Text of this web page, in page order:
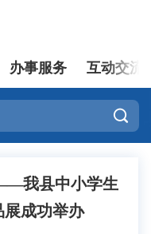
登录
办事服务 互动交流

我县中小学生
展成功举办